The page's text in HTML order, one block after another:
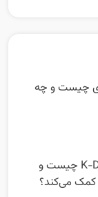
چیست و چه
رژیم لاغری کره‌ای K-Diet چیست و
می‌کند؟